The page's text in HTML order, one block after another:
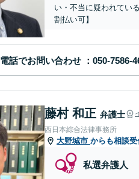
い・不当に疑われてい
割払い可】
電話でお問い合わせ
藤村 和正 弁護士
西日本綜合法律事務所
大野城市 からも相談受
私選弁護人